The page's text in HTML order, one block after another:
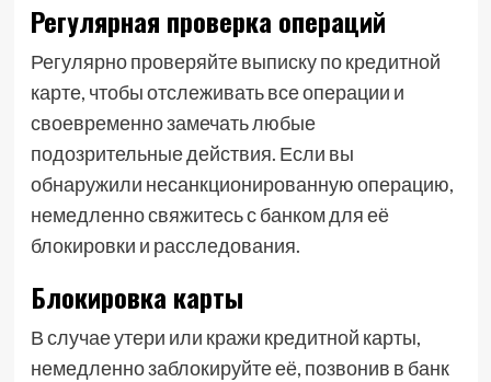
Регулярная проверка операций
Регулярно проверяйте выписку по кредитной
карте, чтобы отслеживать все операции и
своевременно замечать любые
подозрительные действия. Если вы
обнаружили несанкционированную операцию,
немедленно свяжитесь с банком для её
блокировки и расследования.
Блокировка карты
В случае утери или кражи кредитной карты,
немедленно заблокируйте её, позвонив в банк